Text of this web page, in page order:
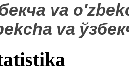
va
va